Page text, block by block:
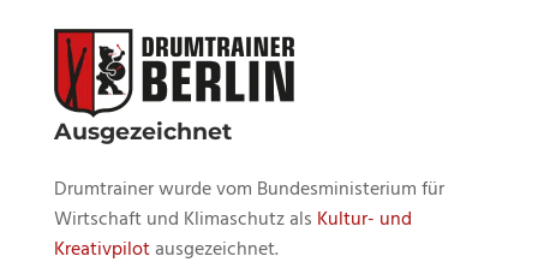
Ausgezeichnet
Drumtrainer wurde vom Bundesministerium für
Wirtschaft und Klimaschutz als Kultur- und
Kreativpilotausgezeichnet.